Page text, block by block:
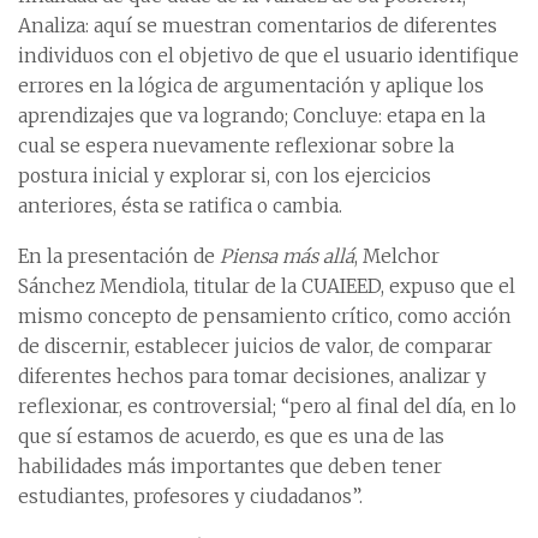
Analiza: aquí se muestran comentarios de diferentes
individuos con el objetivo de que el usuario identifique
errores en la lógica de argumentación y aplique los
aprendizajes que va logrando; Concluye: etapa en la
cual se espera nuevamente reflexionar sobre la
postura inicial y explorar si, con los ejercicios
anteriores, ésta se ratifica o cambia.
En la presentación de Piensa más allá, Melchor
Sánchez Mendiola, titular de la CUAIEED, expuso que el
mismo concepto de pensamiento crítico, como acción
de discernir, establecer juicios de valor, de comparar
diferentes hechos para tomar decisiones, analizar y
reflexionar, es controversial; “pero al final del día, en lo
que sí estamos de acuerdo, es que es una de las
habilidades más importantes que deben tener
estudiantes, profesores y ciudadanos”.